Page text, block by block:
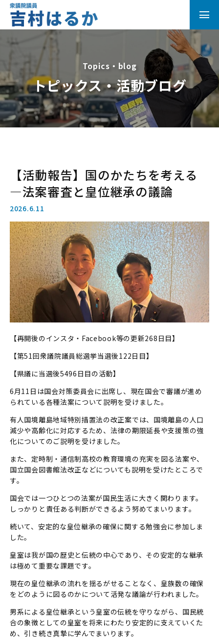
Topics・blog
トピックス・活動ブログ
【活動報告】国のかたちを考える
―法案審査と皇位継承の議論
2026.6.11
【再開後のインスタ・Facebook等の更新268日目】
【第51回衆議院議員総選挙当選後122日目】
【県議に当選後5496日目の活動】
6月11日は国会対策委員会に出席し、現在国会で審議が進め
られている各種法案について説明を受けました。
有人国境離島地域特別措置法の改正案では、国境離島の人口
減少や高齢化に対応するため、法律の期限延長や支援策の強
化についてのご説明を受けました。
また、定時制・通信制高校の教育環境の充実を図る法案や、
国立国会図書館法改正などについても説明を受けたところで
す。
国会では一つひとつの法案が国民生活に大きく関わります。
しっかりと責任ある判断ができるよう努めてまいります。
続いて、安定的な皇位継承の確保に関する勉強会に参加しま
した。
皇室は我が国の歴史と伝統の中心であり、その安定的な継承
は極めて重要な課題です。
現在の皇位継承の流れを揺るがせることなく、皇族数の確保
をどのように図るのかについて活発な議論が行われました。
男系による皇位継承という皇室の伝統を守りながら、国民統
合の象徴としての皇室を将来にわたり安定的に支えていくた
め、引き続き真摯に学んでまいります。